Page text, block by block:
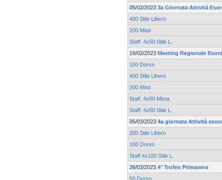
05/02/2023 3a Giornata Attività
400 Stile Libero
200 Misti
Staff. 4x50 Stile L.
19/02/2023 Meeting Regionale
100 Dorso
400 Stile Libero
200 Misti
Staff. 4x50 Mista
Staff. 4x50 Stile L.
05/03/2023 4a giornata Attività
200 Stile Libero
100 Dorso
Staff 4x100 Stile L.
26/03/2023 4° Trofeo Primavera
50 Dorso